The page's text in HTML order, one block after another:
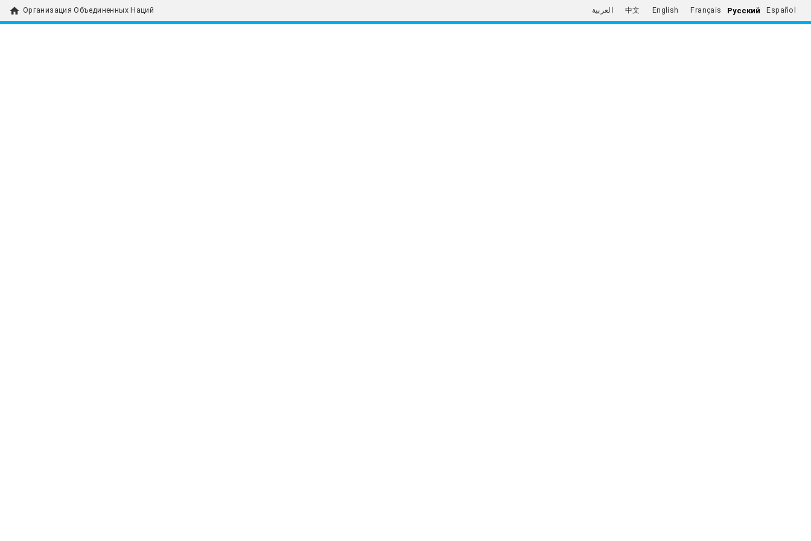
home Организация Объединенных Наций العربية 中文 English Français Русский Español